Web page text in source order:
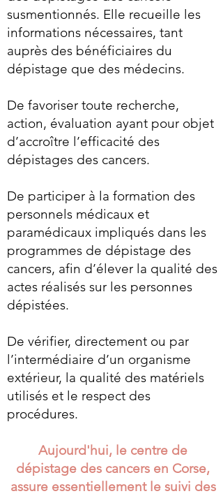
susmentionnés. Elle recueille les
informations nécessaires, tant
auprès des bénéficiaires du
dépistage que des médecins.
De favoriser toute recherche,
action, évaluation ayant pour objet
d’accroître l’efficacité des
dépistages des cancers.
De participer à la formation des
personnels médicaux et
paramédicaux impliqués dans les
programmes de dépistage des
cancers, afin d’élever la qualité des
actes réalisés sur les personnes
dépistées.
De vérifier, directement ou par
l’intermédiaire d’un organisme
extérieur, la qualité des matériels
utilisés et le respect des
procédures.
Aujourd'hui, le centre de
dépistage des cancers en Corse,
assure essentiellement le suivi des